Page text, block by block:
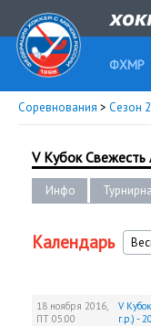
ФХМР
Соревнования > Сезон
V Кубок
Инфо
Календарь
18 ноября 2016,
ПТ 05:00
V
г.р.) -